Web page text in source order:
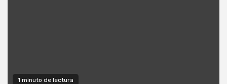
1 minuto de lectura